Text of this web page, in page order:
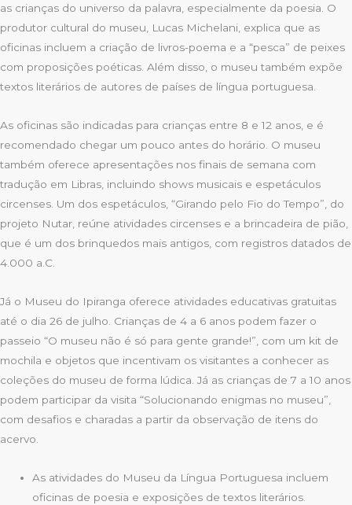
as crianças do universo da palavra, especialmente da poesia. O
produtor cultural do museu, Lucas Michelani, explica que as
oficinas incluem a criação de livros-poema e a “pesca” de peixes
com proposições poéticas. Além disso, o museu também expõe
textos literários de autores de países de língua portuguesa.
As oficinas são indicadas para crianças entre 8 e 12 anos, e é
recomendado chegar um pouco antes do horário. O museu
também oferece apresentações nos finais de semana com
tradução em Libras, incluindo shows musicais e espetáculos
circenses. Um dos espetáculos, “Girando pelo Fio do Tempo”, do
projeto Nutar, reúne atividades circenses e a brincadeira de pião,
que é um dos brinquedos mais antigos, com registros datados de
4.000 a.C.
Já o Museu do Ipiranga oferece atividades educativas gratuitas
até o dia 26 de julho. Crianças de 4 a 6 anos podem fazer o
passeio “O museu não é só para gente grande!”, com um kit de
mochila e objetos que incentivam os visitantes a conhecer as
coleções do museu de forma lúdica. Já as crianças de 7 a 10 anos
podem participar da visita “Solucionando enigmas no museu”,
com desafios e charadas a partir da observação de itens do
acervo.
As atividades do Museu da Língua Portuguesa incluem
oficinas de poesia e exposições de textos literários.